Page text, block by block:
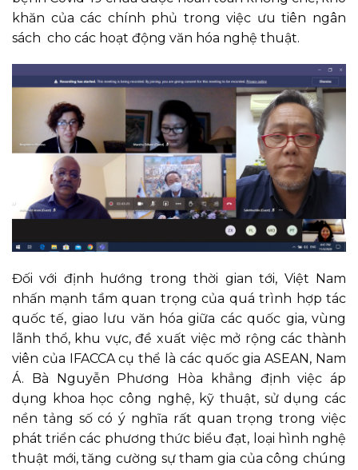
khăn của các chính phủ trong việc ưu tiên ngân
sách cho các hoạt động văn hóa nghệ thuật.
Đối với định hướng trong thời gian tới, Việt Nam
nhấn mạnh tầm quan trọng của quá trình hợp tác
quốc tế, giao lưu văn hóa giữa các quốc gia, vùng
lãnh thổ, khu vực, đề xuất việc mở rộng các thành
viên của IFACCA cụ thể là các quốc gia ASEAN, Nam
Á. Bà Nguyễn Phương Hòa khẳng định việc áp
dụng khoa học công nghệ, kỹ thuật, sử dụng các
nền tảng số có ý nghĩa rất quan trọng trong việc
phát triển các phương thức biểu đạt, loại hình nghệ
thuật mới, tăng cường sự tham gia của công chúng